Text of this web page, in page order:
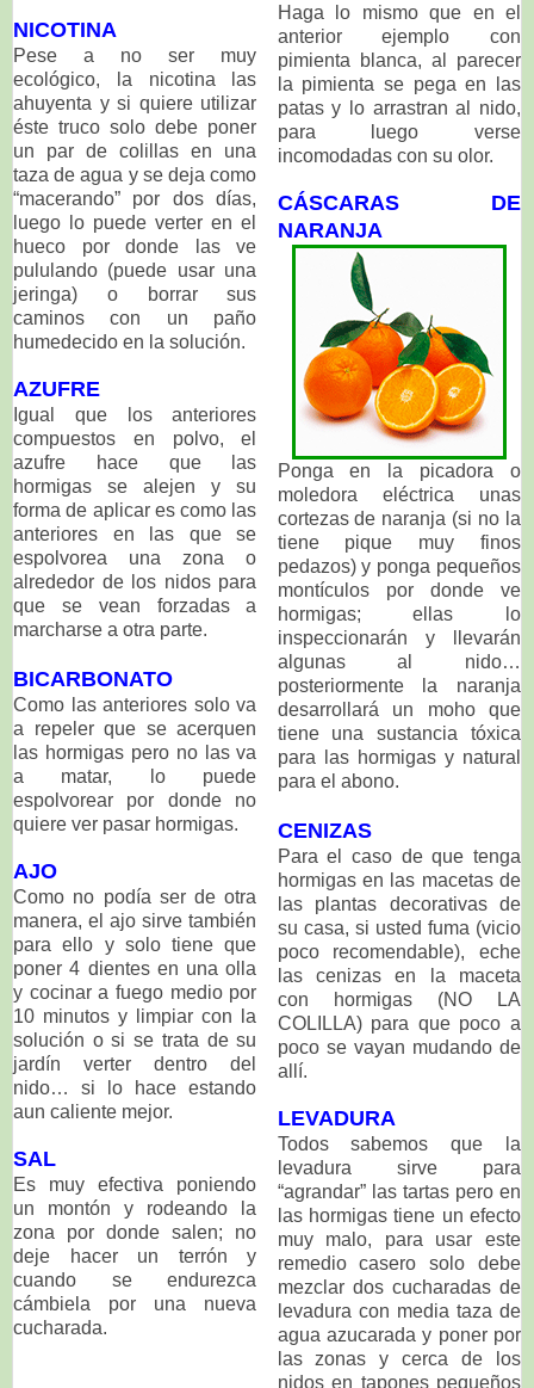
NICOTINA
Pese a no ser muy
ecológico, la nicotina las
ahuyenta y si quiere utilizar
éste truco solo debe poner
un par de colillas en una
taza de agua y se deja como
“macerando” por dos días,
luego lo puede verter en el
hueco por donde las ve
pululando (puede usar una
jeringa) o borrar sus
caminos con un paño
humedecido en la solución.
AZUFRE
Igual que los anteriores
compuestos en polvo, el
azufre hace que las
hormigas se alejen y su
forma de aplicar es como las
anteriores en las que se
espolvorea una zona o
alrededor de los nidos para
que se vean forzadas a
marcharse a otra parte.
BICARBONATO
Como las anteriores solo va
a repeler que se acerquen
las hormigas pero no las va
a matar, lo puede
espolvorear por donde no
quiere ver pasar hormigas.
AJO
Como no podía ser de otra
manera, el ajo sirve también
para ello y solo tiene que
poner 4 dientes en una olla
y cocinar a fuego medio por
10 minutos y limpiar con la
solución o si se trata de su
jardín verter dentro del
nido… si lo hace estando
aun caliente mejor.
SAL
Es muy efectiva poniendo
un montón y rodeando la
zona por donde salen; no
deje hacer un terrón y
cuando se endurezca
cámbiela por una nueva
cucharada.
Haga lo mismo que en el
anterior ejemplo con
pimienta blanca, al parecer
la pimienta se pega en las
patas y lo arrastran al nido,
para luego verse
incomodadas con su olor.
CÁSCARAS DE
NARANJA
Ponga en la picadora o
moledora eléctrica unas
cortezas de naranja (si no la
tiene pique muy finos
pedazos) y ponga pequeños
montículos por donde ve
hormigas; ellas lo
inspeccionarán y llevarán
algunas al nido…
posteriormente la naranja
desarrollará un moho que
tiene una sustancia tóxica
para las hormigas y natural
para el abono.
CENIZAS
Para el caso de que tenga
hormigas en las macetas de
las plantas decorativas de
su casa, si usted fuma (vicio
poco recomendable), eche
las cenizas en la maceta
con hormigas (NO LA
COLILLA) para que poco a
poco se vayan mudando de
allí.
LEVADURA
Todos sabemos que la
levadura sirve para
“agrandar” las tartas pero en
las hormigas tiene un efecto
muy malo, para usar este
remedio casero solo debe
mezclar dos cucharadas de
levadura con media taza de
agua azucarada y poner por
las zonas y cerca de los
nidos en tapones pequeños